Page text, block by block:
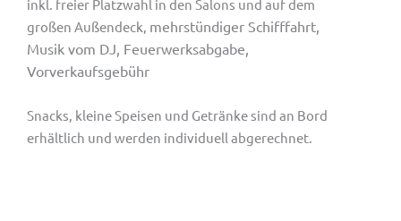
inkl. freier Platzwahl in den Salons und auf dem
großen Außendeck, mehrstündiger Schifffahrt,
Musik vom DJ, Feuerwerksabgabe,
Vorverkaufsgebühr
Snacks, kleine Speisen und Getränke sind an Bord
erhältlich und werden individuell abgerechnet.